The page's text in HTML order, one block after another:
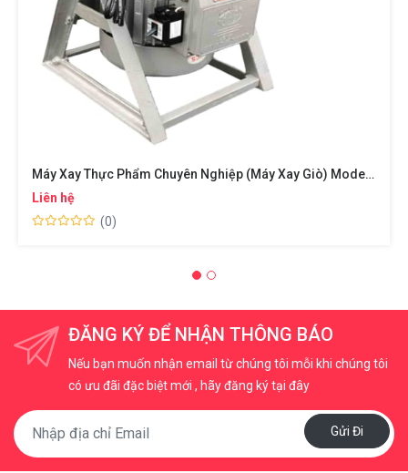
Máy Xay Thực Phẩm Chuyên Nghiệp (máy Xay Giò) Model Làm Mát Tự Nhiên
Liên hệ
(0)
ĐĂNG KÝ ĐỂ NHẬN THÔNG BÁO
Nếu bạn muốn nhận email từ chúng tôi mỗi khi chúng tôi
có ưu đãi đặc biệt mới , hãy đăng ký tại đây
Gửi Đi